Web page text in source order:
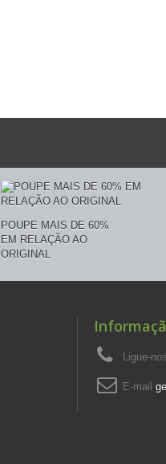
POUPE MAIS DE 60%
EM RELAÇÃO AO
ORIGINAL
Ligue-
E-mail